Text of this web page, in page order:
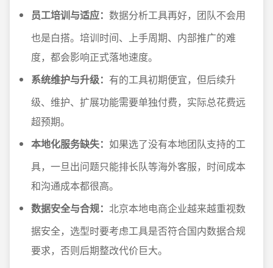
员工培训与适应： 数据分析工具再好，团队不会用
也是白搭。培训时间、上手周期、内部推广的难
度，都会影响正式落地速度。
系统维护与升级： 有的工具初期便宜，但后续升
级、维护、扩展功能需要单独付费，实际总花费远
超预期。
本地化服务缺失： 如果选了没有本地团队支持的工
具，一旦出问题只能排长队等海外客服，时间成本
和沟通成本都很高。
数据安全与合规： 北京本地电商企业越来越重视数
据安全，选型时要考虑工具是否符合国内数据合规
要求，否则后期整改代价巨大。